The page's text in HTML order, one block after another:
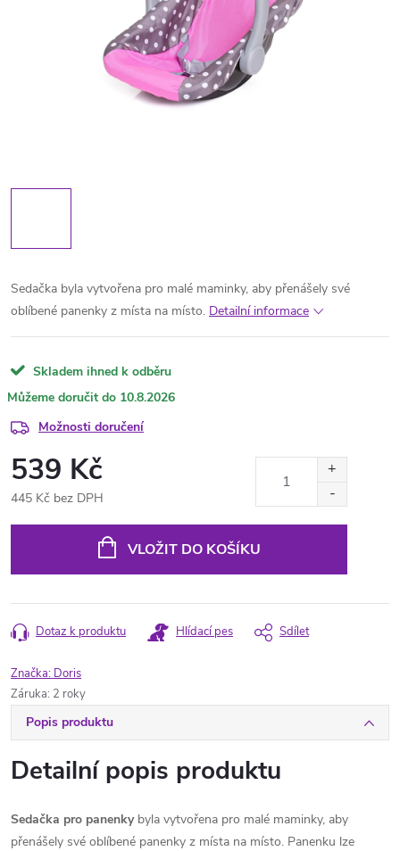
Sedačka byla vytvořena pro malé maminky, aby přenášely své
oblíbené panenky z místa na místo. Detailní informace
Skladem ihned k odběru
10.8.2026
Možnosti doručení
539 Kč
445 Kč bez DPH
VLOŽIT DO KOŠÍKU
Dotaz k produktu Hlídací pes Sdílet
Značka: Doris
Záruka: 2 roky
Popis produktu
Detailní popis produktu
Sedačka pro panenkybyla vytvořena pro malé maminky, aby
přenášely své oblíbené panenky z místa na místo. Panenku lze